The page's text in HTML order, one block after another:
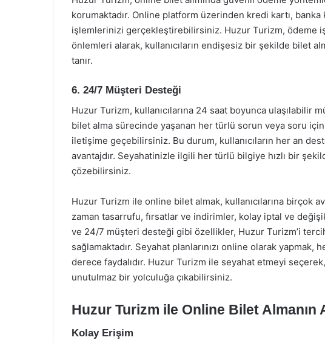
korumaktadır. Online platform üzerinden kredi kartı,
işlemlerinizi gerçekleştirebilirsiniz. Huzur Turizm, ödeme
önlemleri alarak, kullanıcıların endişesiz bir şekilde bilet
tanır.
6. 24/7 Müşteri Desteği
Huzur Turizm, kullanıcılarına 24 saat boyunca ulaşılabilir
bilet alma sürecinde yaşanan her türlü sorun veya soru
iletişime geçebilirsiniz. Bu durum, kullanıcıların her an
avantajdır. Seyahatinizle ilgili her türlü bilgiye hızlı bir
çözebilirsiniz.
Huzur Turizm ile online bilet almak, kullanıcılarına birçok
zaman tasarrufu, fırsatlar ve indirimler, kolay iptal ve
ve 24/7 müşteri desteği gibi özellikler, Huzur Turizm’i
sağlamaktadır. Seyahat planlarınızı online olarak yapmak,
derece faydalıdır. Huzur Turizm ile seyahat etmeyi
unutulmaz bir yolculuğa çıkabilirsiniz.
Huzur Turizm ile Online Bilet Almanın
Kolay Erişim